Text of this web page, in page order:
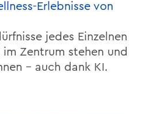
Erlebnisse von
jedes Einzelnen
Zentrum stehen und
– auch dank KI.